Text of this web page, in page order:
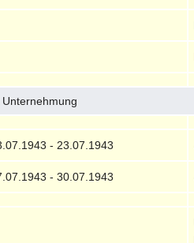
Unternehmung
- 23.07.1943
- 30.07.1943